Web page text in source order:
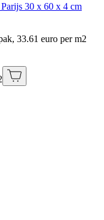
30 x 60 x 4 cm
33.61 euro per m2